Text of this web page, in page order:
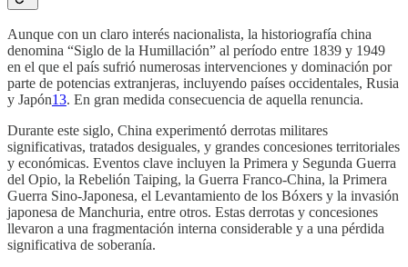
Aunque con un claro interés nacionalista, la historiografía china
denomina “Siglo de la Humillación” al período entre 1839 y 1949
en el que el país sufrió numerosas intervenciones y dominación por
parte de potencias extranjeras, incluyendo países occidentales, Rusia
y Japón13. En gran medida consecuencia de aquella renuncia.
Durante este siglo, China experimentó derrotas militares
significativas, tratados desiguales, y grandes concesiones territoriales
y económicas. Eventos clave incluyen la Primera y Segunda Guerra
del Opio, la Rebelión Taiping, la Guerra Franco-China, la Primera
Guerra Sino-Japonesa, el Levantamiento de los Bóxers y la invasión
japonesa de Manchuria, entre otros. Estas derrotas y concesiones
llevaron a una fragmentación interna considerable y a una pérdida
significativa de soberanía.